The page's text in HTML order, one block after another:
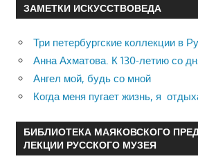
ЗАМЕТКИ ИСКУССТВОВЕДА
Три петербургские коллекции в
Анна Ахматова. К 130-летию со
Ангел мой, будь со мной
Когда меня пугает жизнь, я
БИБЛИОТЕКА МАЯКОВСКОГО
ЛЕКЦИИ РУССКОГО МУЗЕЯ